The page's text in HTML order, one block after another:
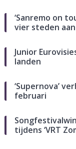
‘Sanremo on
vier steden aan
Junior
landen
‘Supernova’
februari
tijdens ‘VRT